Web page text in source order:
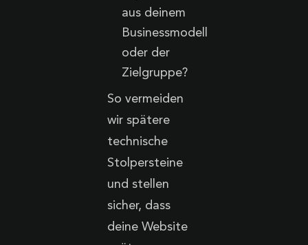
aus deinem
Businessmodell
oder der
Zielgruppe?
So vermeiden
wir spätere
technische
Stolpersteine
und stellen
sicher, dass
deine Website